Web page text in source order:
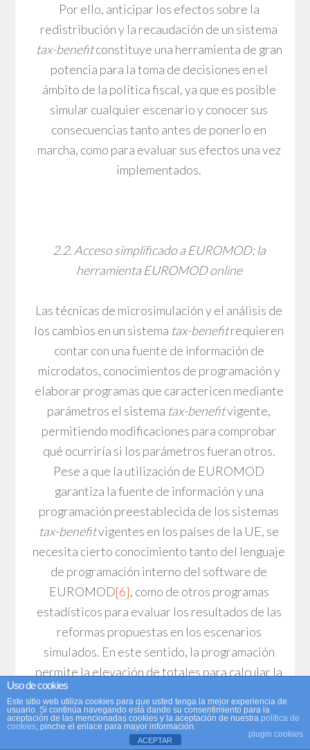
Por ello, anticipar los efectos sobre la
redistribución y la recaudación de un sistema
tax-benefitconstituye una herramienta de gran
potencia para la toma de decisiones en el
ámbito de la política fiscal, ya que es posible
simular cualquier escenario y conocer sus
consecuencias tanto antes de ponerlo en
marcha, como para evaluar sus efectos una vez
implementados.
2.2. Acceso simplificado a EUROMOD: la
herramienta EUROMOD online
Las técnicas de microsimulación y el análisis de
los cambios en un sistema tax-benefitrequieren
contar con una fuente de información de
microdatos, conocimientos de programación y
elaborar programas que caractericen mediante
parámetros el sistema tax-benefitvigente,
permitiendo modificaciones para comprobar
qué ocurriría si los parámetros fueran otros.
Pese a que la utilización de EUROMOD
garantiza la fuente de información y una
programación preestablecida de los sistemas
tax-benefitvigentes en los países de la UE, se
necesita cierto conocimiento tanto del lenguaje
de programación interno del software de
EUROMOD[6], como de otros programas
estadísticos para evaluar los resultados de las
reformas propuestas en los escenarios
simulados. En este sentido, la programación
permite la elevación de totales para calcular la
recaudación y abstraer los efectos de la
muestra a la población, así como estimar los
índices que habitualmente se utilizan en el
Uso de cookies
Este sitio web utiliza cookies para que usted tenga la mejor experiencia de
usuario. Si continúa navegando está dando su consentimiento para la
aceptación de las mencionadas cookies y la aceptación de nuestra política de
cookies, pinche el enlace para mayor información.
plugin cookies
ACEPTAR